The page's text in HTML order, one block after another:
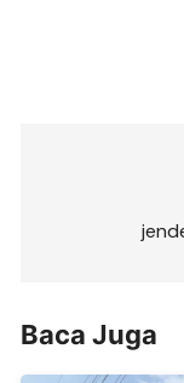
Baca Juga